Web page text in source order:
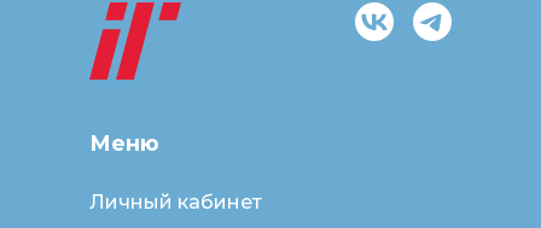
Меню
Личный кабинет